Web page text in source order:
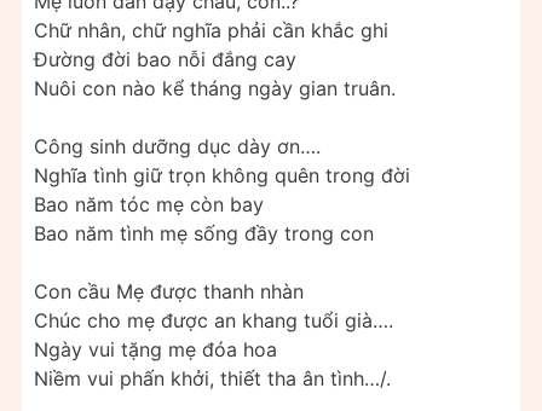
Chữ nhân, chữ nghĩa phải cần khắc ghi
Đường đời bao nỗi đắng cay
Nuôi con nào kể tháng ngày gian truân.
Công sinh dưỡng dục dày ơn….
Nghĩa tình giữ trọn không quên trong đời
Bao năm tóc mẹ còn bay
Bao năm tình mẹ sống đầy trong con
Con cầu Mẹ được thanh nhàn
Chúc cho mẹ được an khang tuổi già….
Ngày vui tặng mẹ đóa hoa
Niềm vui phấn khởi, thiết tha ân tình…/.